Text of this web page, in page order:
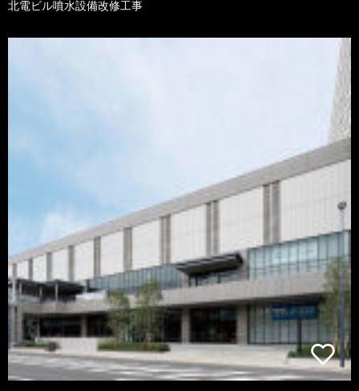
北電ビル噴水設備改修工事